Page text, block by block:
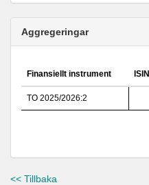
Aggregeringar
Finansiellt instrument
TO 2025/2026:2
<< Tillbaka